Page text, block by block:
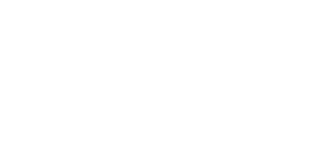
herramientas